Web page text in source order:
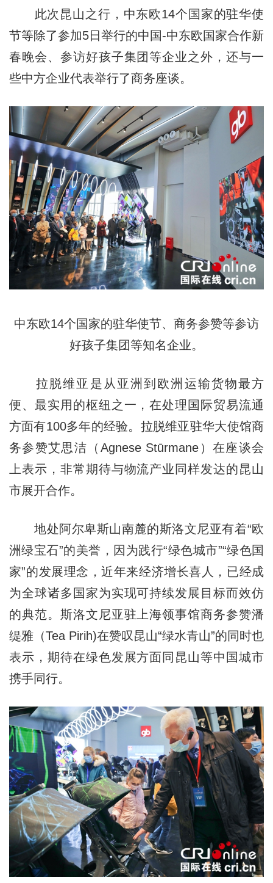
此次昆山之行，中东欧14个国家的驻华使
节等除了参加5日举行的中国-中东欧国家合作新
春晚会、参访好孩子集团等企业之外，还与一
些中方企业代表举行了商务座谈。
中东欧14个国家的驻华使节、商务参赞等参访
好孩子集团等知名企业。
拉脱维亚是从亚洲到欧洲运输货物最方
便、最实用的枢纽之一，在处理国际贸易流通
方面有100多年的经验。拉脱维亚驻华大使馆商
务参赞艾思洁（Agnese Stūrmane）在座谈会
上表示，非常期待与物流产业同样发达的昆山
市展开合作。
地处阿尔卑斯山南麓的斯洛文尼亚有着“欧
洲绿宝石”的美誉，因为践行“绿色城市”“绿色国
家”的发展理念，近年来经济增长喜人，已经成
为全球诸多国家为实现可持续发展目标而效仿
的典范。斯洛文尼亚驻上海领事馆商务参赞潘
缇雅（Tea Pirih)在赞叹昆山“绿水青山”的同时也
表示，期待在绿色发展方面同昆山等中国城市
携手同行。